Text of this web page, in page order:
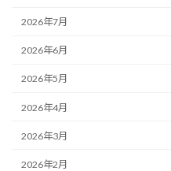
2026年7月
2026年6月
2026年5月
2026年4月
2026年3月
2026年2月